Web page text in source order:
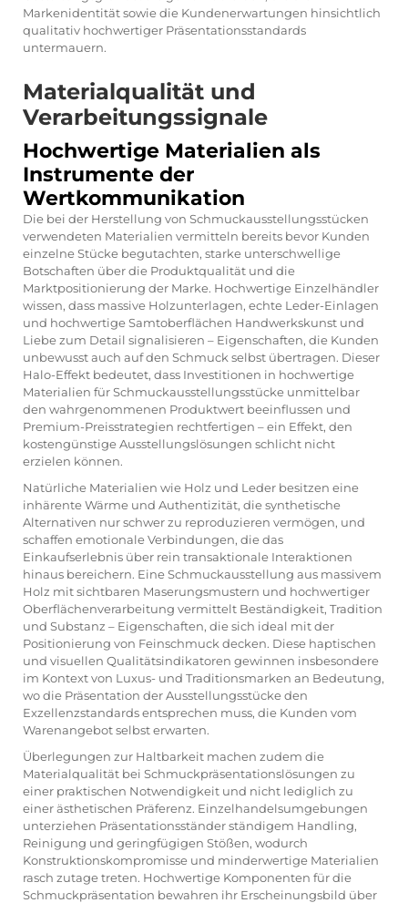
Markenidentität sowie die Kundenerwartungen hinsichtlich
qualitativ hochwertiger Präsentationsstandards
untermauern.
Materialqualität und
Verarbeitungssignale
Hochwertige Materialien als
Instrumente der
Wertkommunikation
Die bei der Herstellung von Schmuckausstellungsstücken
verwendeten Materialien vermitteln bereits bevor Kunden
einzelne Stücke begutachten, starke unterschwellige
Botschaften über die Produktqualität und die
Marktpositionierung der Marke. Hochwertige Einzelhändler
wissen, dass massive Holzunterlagen, echte Leder-Einlagen
und hochwertige Samtoberflächen Handwerkskunst und
Liebe zum Detail signalisieren – Eigenschaften, die Kunden
unbewusst auch auf den Schmuck selbst übertragen. Dieser
Halo-Effekt bedeutet, dass Investitionen in hochwertige
Materialien für Schmuckausstellungsstücke unmittelbar
den wahrgenommenen Produktwert beeinflussen und
Premium-Preisstrategien rechtfertigen – ein Effekt, den
kostengünstige Ausstellungslösungen schlicht nicht
erzielen können.
Natürliche Materialien wie Holz und Leder besitzen eine
inhärente Wärme und Authentizität, die synthetische
Alternativen nur schwer zu reproduzieren vermögen, und
schaffen emotionale Verbindungen, die das
Einkaufserlebnis über rein transaktionale Interaktionen
hinaus bereichern. Eine Schmuckausstellung aus massivem
Holz mit sichtbaren Maserungsmustern und hochwertiger
Oberflächenverarbeitung vermittelt Beständigkeit, Tradition
und Substanz – Eigenschaften, die sich ideal mit der
Positionierung von Feinschmuck decken. Diese haptischen
und visuellen Qualitätsindikatoren gewinnen insbesondere
im Kontext von Luxus- und Traditionsmarken an Bedeutung,
wo die Präsentation der Ausstellungsstücke den
Exzellenzstandards entsprechen muss, die Kunden vom
Warenangebot selbst erwarten.
Überlegungen zur Haltbarkeit machen zudem die
Materialqualität bei Schmuckpräsentationslösungen zu
einer praktischen Notwendigkeit und nicht lediglich zu
einer ästhetischen Präferenz. Einzelhandelsumgebungen
unterziehen Präsentationsständer ständigem Handling,
Reinigung und geringfügigen Stößen, wodurch
Konstruktionskompromisse und minderwertige Materialien
rasch zutage treten. Hochwertige Komponenten für die
Schmuckpräsentation bewahren ihr Erscheinungsbild über